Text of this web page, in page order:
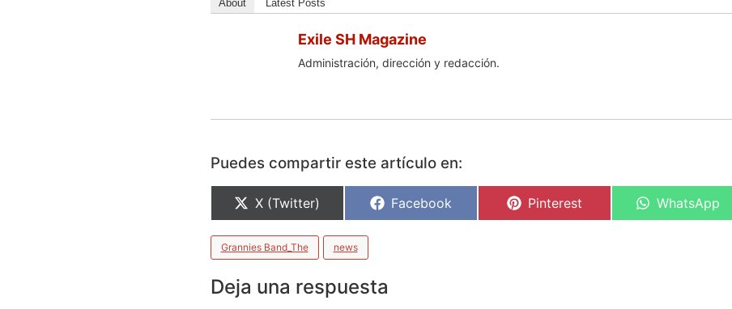
About Latest Posts
Exile SH Magazine
Administración, dirección y redacción.
Puedes compartir este artículo en:
X (Twitter) Facebook Pinterest WhatsApp
Grannies Band_The news
Deja una respuesta